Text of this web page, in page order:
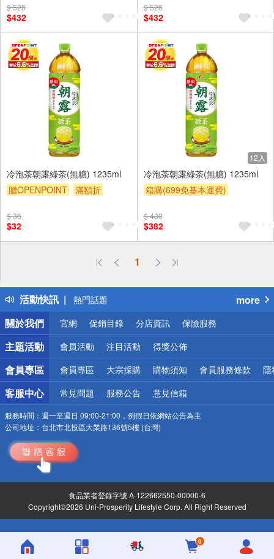
贈OPENPOINT
滿額9折
$ 528
$432
贈OPENPOINT
滿額9折
$ 528
$432
冷泡茶朝露綠茶(無糖) 1235ml
贈OPENPOINT
滿額折
$ 36
$32
12入
冷泡茶朝露綠茶(無糖) 1235ml
箱購(699免基本運費)
滿額9折
$ 430
$382
1
活動快訊
偏遠地區配送
得獎公告
熱門話題
銀行優惠
偏遠地區配送
詐騙網頁！請小心！
more
關於我們
官網 促銷目錄 分店資訊 保險服務
主題活動 會員活動 注目活動 得獎公佈
會員專區 會員專區 大宗採購 購物須知 會員服務條款 隱
客服中心 常見問題 服務公告 意見信箱
服務時間： 週一至週日 09:00-21:00，例假日依網站公告為主
公司地址： 台北市北投區大業路136號5樓 (台灣)
食品業者登錄字號 A-122662550-00000-6
Copyright©2026 Uni-Prosperity Lifestyle Corp. All Right Reserved
0